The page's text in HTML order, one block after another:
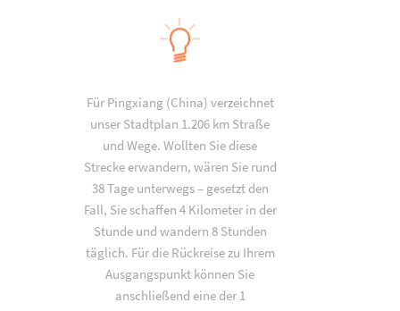
Für Pingxiang (China) verzeichnet
unser Stadtplan 1.206 km Straße
und Wege. Wollten Sie diese
Strecke erwandern, wären Sie rund
38 Tage unterwegs – gesetzt den
Fall, Sie schaffen 4 Kilometer in der
Stunde und wandern 8 Stunden
täglich. Für die Rückreise zu Ihrem
Ausgangspunkt können Sie
anschließend eine der 1